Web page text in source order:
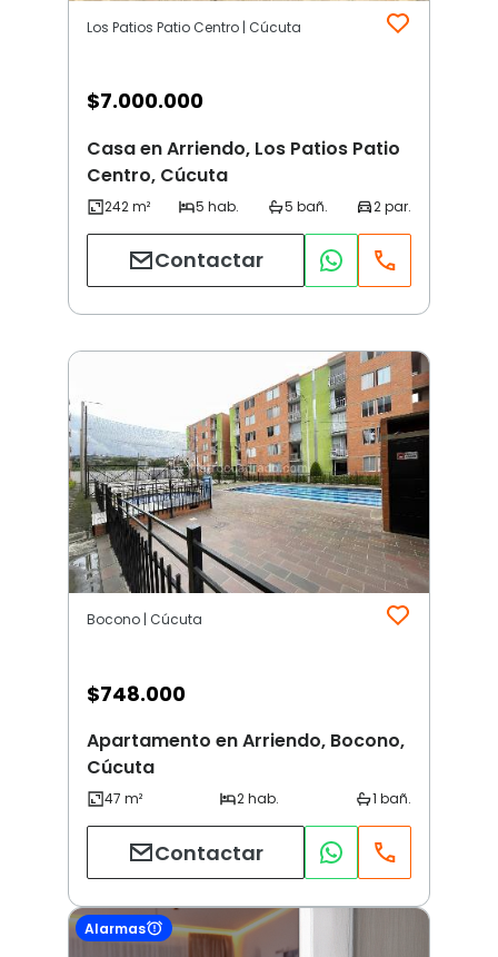
Los Patios Patio Centro | Cúcuta
$7.000.000
Casa en Arriendo, Los Patios Patio
Centro, Cúcuta
Contactar
Bocono | Cúcuta
$748.000
Apartamento en Arriendo, Bocono,
Cúcuta
Contactar
Alarmas